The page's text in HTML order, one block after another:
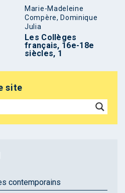
Marie-Madeleine
Compère, Dominique
Julia
Les Collèges
français, 16e-18e
siècles, 1
site
contemporains